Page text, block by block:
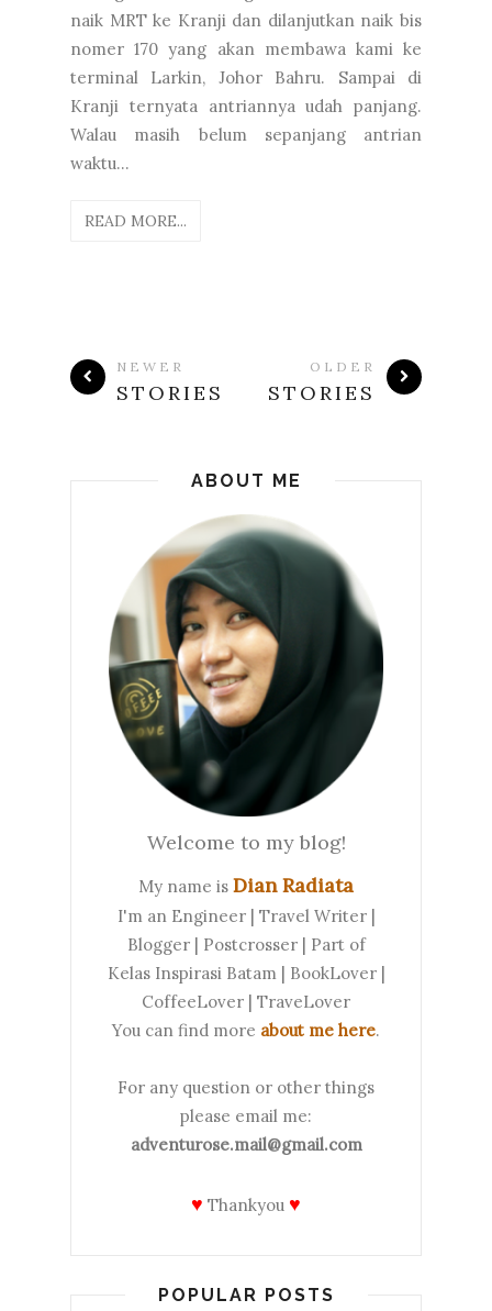
naik MRT ke Kranji dan dilanjutkan naik bis
nomer 170 yang akan membawa kami ke
terminal Larkin, Johor Bahru. Sampai di
Kranji ternyata antriannya udah panjang.
Walau masih belum sepanjang antrian
waktu...
READ MORE...
NEWER
STORIES
OLDER
STORIES
ABOUT ME
Welcome to my blog!
My name is Dian Radiata
I'm an Engineer | Travel Writer |
Blogger | Postcrosser | Part of
Kelas Inspirasi Batam | BookLover |
CoffeeLover | TraveLover
You can find more about me here.
For any question or other things
please email me:
adventurose.mail@gmail.com
♥ Thankyou ♥
POPULAR POSTS